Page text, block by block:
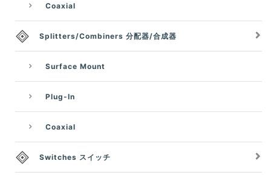
Coaxial
Splitters/Combiners 分配器/合成器
Surface Mount
Plug-In
Coaxial
Switches スイッチ